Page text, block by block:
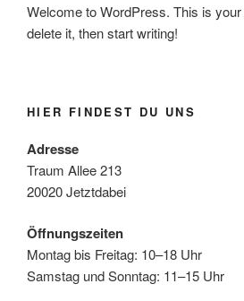
Welcome to WordPress. This is
delete it, then start writing!
HIER FINDEST DU UNS
Adresse
Traum Allee 213
20020 Jetztdabei
Öffnungszeiten
Montag bis Freitag: 10–18 Uhr
Samstag und Sonntag: 11–15 Uhr